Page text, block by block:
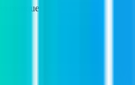
manquer